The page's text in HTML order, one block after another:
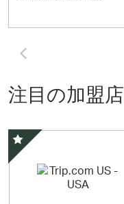
注目の加盟店
スペシャルオファー